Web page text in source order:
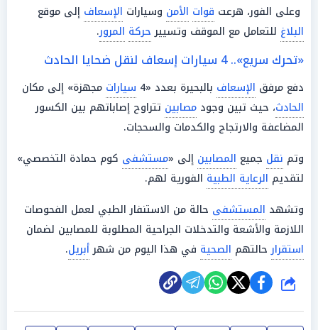
وعلى الفور، هرعت قوات الأمن وسيارات الإسعاف إلى موقع
البلاغ للتعامل مع الموقف وتسييرحركة المرور.
«تحرك سريع».. 4 سيارات إسعاف لنقل ضحايا الحادث
دفع مرفق الإسعاف بالبحيرة بعدد «4 سيارات مجهزة» إلى مكان
الحادث، حيث تبين وجود مصابين تتراوح إصاباتهم بين الكسور
المضاعفة والارتجاج والكدمات والسحجات.
وتم نقل جميع المصابين إلى «مستشفى كوم حمادة التخصصي»
لتقديم الرعاية الطبية الفورية لهم.
وتشهد المستشفى حالة من الاستنفار الطبي لعمل الفحوصات
اللازمة والأشعة والتدخلات الجراحية المطلوبة للمصابين لضمان
استقرارحالتهم الصحية في هذا اليوم من شهرأبريل.
شارك